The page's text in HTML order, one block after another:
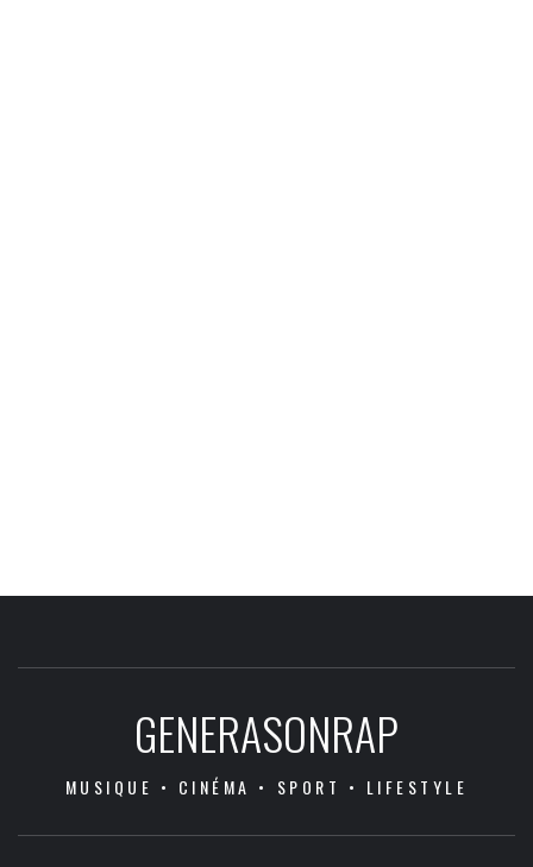
GENERASONRAP
MUSIQUE • CINÉMA • SPORT • LIFESTYLE